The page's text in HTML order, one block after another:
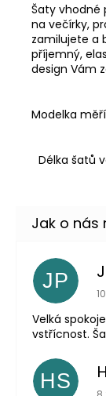
Šaty vhodné
na večírky,
zamilujete a
příjemný,
design Vám
Modelka
Délka šatů
JP
Velká
vstřícnost.
HS